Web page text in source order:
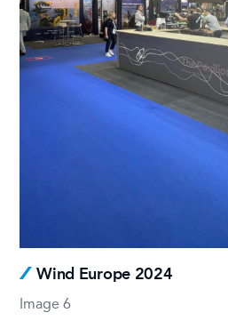
Wind Europe 2024
Image 6